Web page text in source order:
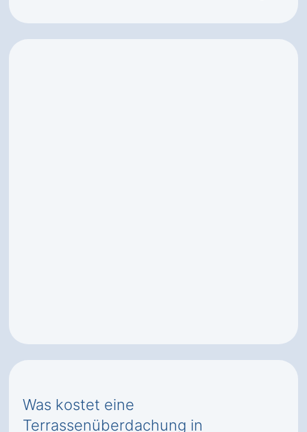
Was kostet eine
Terrassenüberdachung in